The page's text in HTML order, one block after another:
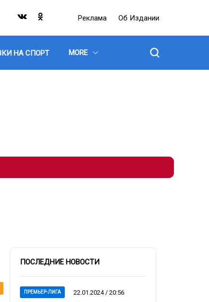
Реклама Об Издании
НА СПОРТ MORE
ПОСЛЕДНИЕ НОВОСТИ
ПРЕМЬЕР-ЛИГА 22.01.2024 / 20:56